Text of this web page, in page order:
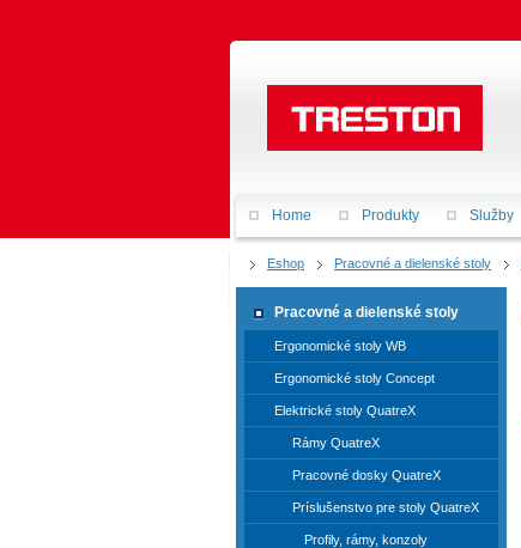
Eshop Pracovné a dielenské stoly
Pracovné a dielenské stoly
Ergonomické stoly WB
Ergonomické stoly Concept
Elektrické stoly QuatreX
Rámy QuatreX
Pracovné dosky QuatreX
Príslušenstvo pre stoly QuatreX
Profily, rámy, konzoly
Home Produkty Služby